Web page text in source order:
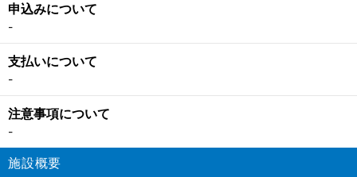
申込みについて
-
支払いについて
-
注意事項について
-
施設概要